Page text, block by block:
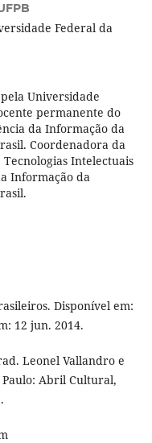
Federal da
Universidade
permanente do
da Informação da
Coordenadora da
Intelectuais
Informação da
Disponível em:
12 jun. 2014.
Leonel Vallandro e
Abril Cultural,